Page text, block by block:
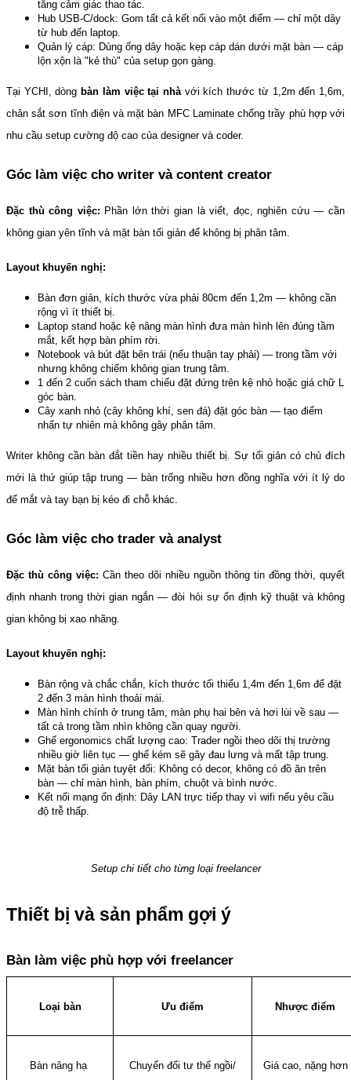
tăng cảm giác thao tác.
Hub USB-C/dock: Gom tất cả kết nối vào một điểm — chỉ một dây
từ hub đến laptop.
Quản lý cáp: Dùng ống dây hoặc kẹp cáp dán dưới mặt bàn — cáp
lộn xộn là "kẻ thù" của setup gọn gàng.
Tại YCHI, dòng bàn làm việc tại nhà với kích thước từ 1,2m đến 1,6m,
chân sắt sơn tĩnh điện và mặt bàn MFC Laminate chống trầy phù hợp với
nhu cầu setup cường độ cao của designer và coder.
Góc làm việc cho writer và content creator
Đặc thù công việc: Phần lớn thời gian là viết, đọc, nghiên cứu — cần
không gian yên tĩnh và mặt bàn tối giản để không bị phân tâm.
Layout khuyến nghị:
Bàn đơn giản, kích thước vừa phải 80cm đến 1,2m — không cần
rộng vì ít thiết bị.
Laptop stand hoặc kệ nâng màn hình đưa màn hình lên đúng tầm
mắt, kết hợp bàn phím rời.
Notebook và bút đặt bên trái (nếu thuận tay phải) — trong tầm với
nhưng không chiếm không gian trung tâm.
1 đến 2 cuốn sách tham chiếu đặt đứng trên kệ nhỏ hoặc giá chữ L
góc bàn.
Cây xanh nhỏ (cây không khí, sen đá) đặt góc bàn — tạo điểm
nhấn tự nhiên mà không gây phân tâm.
Writer không cần bàn đắt tiền hay nhiều thiết bị. Sự tối giản có chủ đích
mới là thứ giúp tập trung — bàn trống nhiều hơn đồng nghĩa với ít lý do
để mắt và tay bạn bị kéo đi chỗ khác.
Góc làm việc cho trader và analyst
Đặc thù công việc: Cần theo dõi nhiều nguồn thông tin đồng thời, quyết
định nhanh trong thời gian ngắn — đòi hỏi sự ổn định kỹ thuật và không
gian không bị xao nhãng.
Layout khuyến nghị:
Bàn rộng và chắc chắn, kích thước tối thiểu 1,4m đến 1,6m để đặt
2 đến 3 màn hình thoải mái.
Màn hình chính ở trung tâm, màn phụ hai bên và hơi lùi về sau —
tất cả trong tầm nhìn không cần quay người.
Ghế ergonomics chất lượng cao: Trader ngồi theo dõi thị trường
nhiều giờ liên tục — ghế kém sẽ gây đau lưng và mất tập trung.
Mặt bàn tối giản tuyệt đối: Không có decor, không có đồ ăn trên
bàn — chỉ màn hình, bàn phím, chuột và bình nước.
Kết nối mạng ổn định: Dây LAN trực tiếp thay vì wifi nếu yêu cầu
độ trễ thấp.
Setup chi tiết cho từng loại freelancer
Thiết bị và sản phẩm gợi ý
Bàn làm việc phù hợp với freelancer
Loại bàn Ưu điểm Nhược điểm
Bàn nâng hạ
Chuyển đổi tư thế ngồi/
Giá cao, nặng hơn